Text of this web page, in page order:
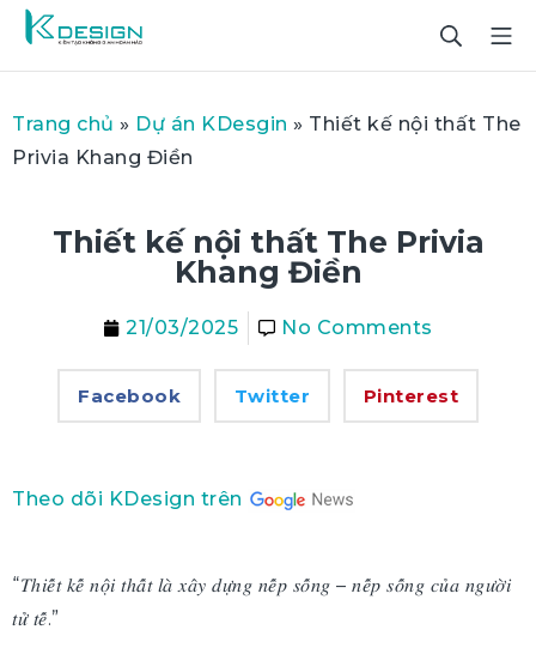
Trang chủ » Dự án KDesgin » Thiết kế nội thất The
Privia Khang Điền
Thiết kế nội thất The Privia
Khang Điền
21/03/2025 No Comments
Facebook Twitter Pinterest
Theo dõi KDesign trên
“𝑇ℎ𝑖𝑒̂́𝑡 𝑘𝑒̂́ 𝑛𝑜̣̂𝑖 𝑡ℎ𝑎̂́𝑡 𝑙𝑎̀ 𝑥𝑎̂𝑦 𝑑𝑢̛̣𝑛𝑔 𝑛𝑒̂́𝑝 𝑠𝑜̂́𝑛𝑔 – 𝑛𝑒̂́𝑝 𝑠𝑜̂́𝑛𝑔 𝑐𝑢̉𝑎 𝑛𝑔𝑢̛𝑜̛̀𝑖
𝑡𝑢̛̉ 𝑡𝑒̂́.”